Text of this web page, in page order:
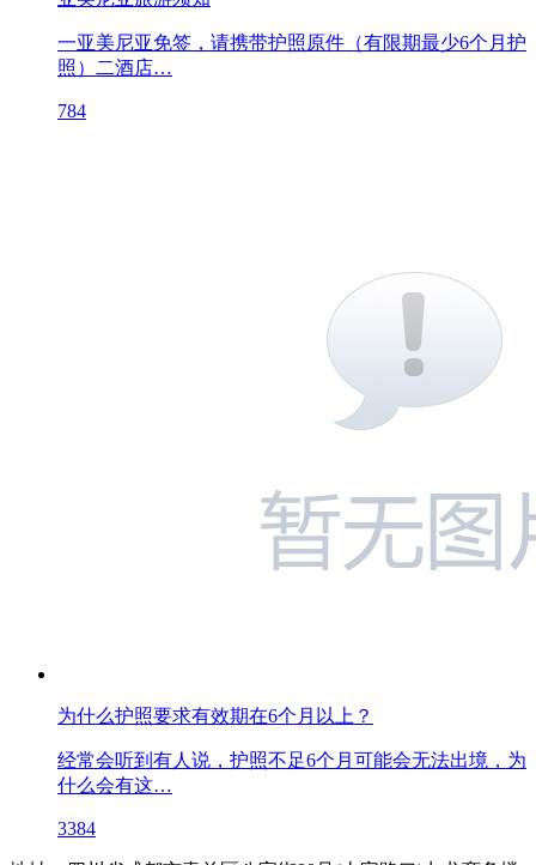
一亚美尼亚免签，请携带护照原件（有限期最少6个月护
照）二酒店…
784
为什么护照要求有效期在6个月以上？
经常会听到有人说，护照不足6个月可能会无法出境，为
什么会有这…
3384